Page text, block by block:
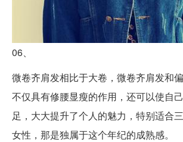
06、
微卷齐肩发相比于大卷，微卷齐肩发和
不仅具有修腰显瘦的作用，还可以使自
足，大大提升了个人的魅力，特别适合
女性，那是独属于这个年纪的成熟感。